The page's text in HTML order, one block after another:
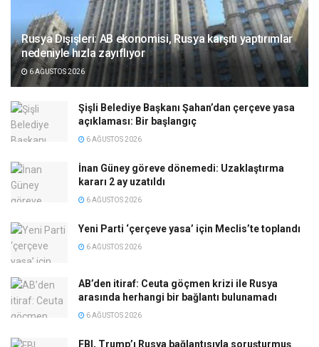
Rusya Dışişleri: AB ekonomisi, Rusya karşıtı yaptırımlar
nedeniyle hızla zayıflıyor
6 AĞUSTOS 2026
Şişli Belediye Başkanı Şahan’dan çerçeve yasa
açıklaması: Bir başlangıç
6 AĞUSTOS 2026
İnan Güney göreve dönemedi: Uzaklaştırma
kararı 2 ay uzatıldı
6 AĞUSTOS 2026
Yeni Parti ‘çerçeve yasa’ için Meclis’te toplandı
6 AĞUSTOS 2026
AB’den itiraf: Ceuta göçmen krizi ile Rusya
arasında herhangi bir bağlantı bulunamadı
6 AĞUSTOS 2026
FBI, Trump’ı Rusya bağlantısıyla soruşturmuş